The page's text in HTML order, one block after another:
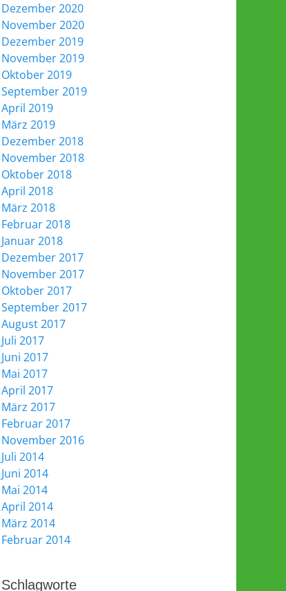
Dezember 2020
November 2020
Dezember 2019
November 2019
Oktober 2019
September 2019
April 2019
März 2019
Dezember 2018
November 2018
Oktober 2018
April 2018
März 2018
Februar 2018
Januar 2018
Dezember 2017
November 2017
Oktober 2017
September 2017
August 2017
Juli 2017
Juni 2017
Mai 2017
April 2017
März 2017
Februar 2017
November 2016
Juli 2014
Juni 2014
Mai 2014
April 2014
März 2014
Februar 2014
Schlagworte